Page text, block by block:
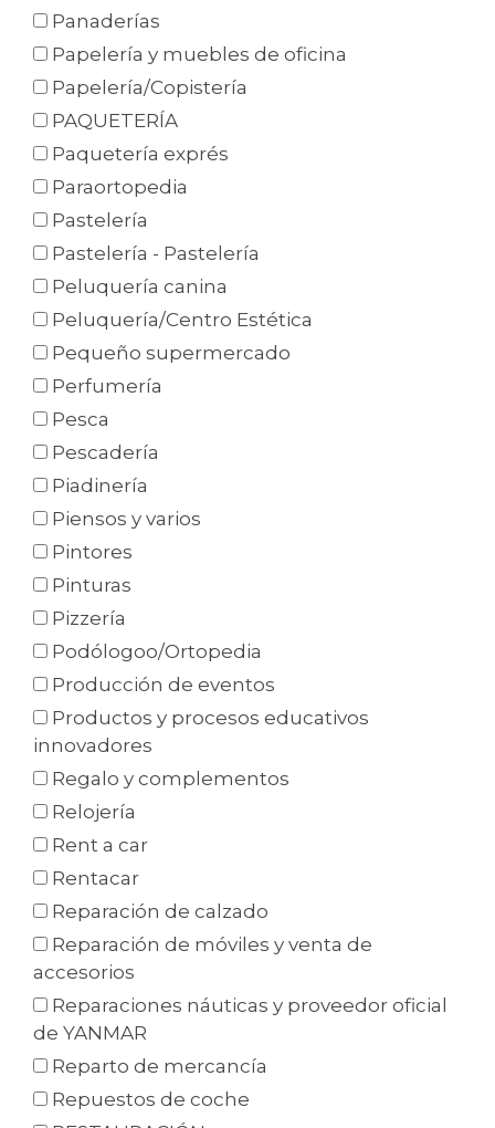
Panaderías
Papelería y muebles de oficina
Papelería/Copistería
PAQUETERÍA
Paquetería exprés
Paraortopedia
Pastelería
Pastelería - Pastelería
Peluquería canina
Peluquería/Centro Estética
Pequeño supermercado
Perfumería
Pesca
Pescadería
Piadinería
Piensos y varios
Pintores
Pinturas
Pizzería
Podólogoo/Ortopedia
Producción de eventos
Productos y procesos educativos
innovadores
Regalo y complementos
Relojería
Rent a car
Rentacar
Reparación de calzado
Reparación de móviles y venta de
accesorios
Reparaciones náuticas y proveedor oficial
de YANMAR
Reparto de mercancía
Repuestos de coche